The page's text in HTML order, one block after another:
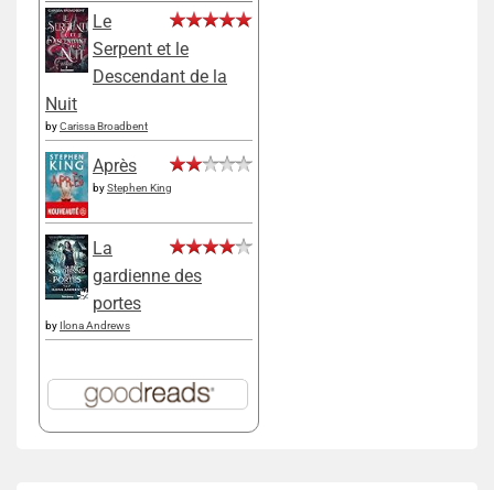
Le
Serpent et le
Descendant de la
Nuit
byCarissa Broadbent
Après
byStephen King
La
gardienne des
portes
by Ilona Andrews